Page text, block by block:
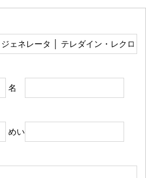
名
めい